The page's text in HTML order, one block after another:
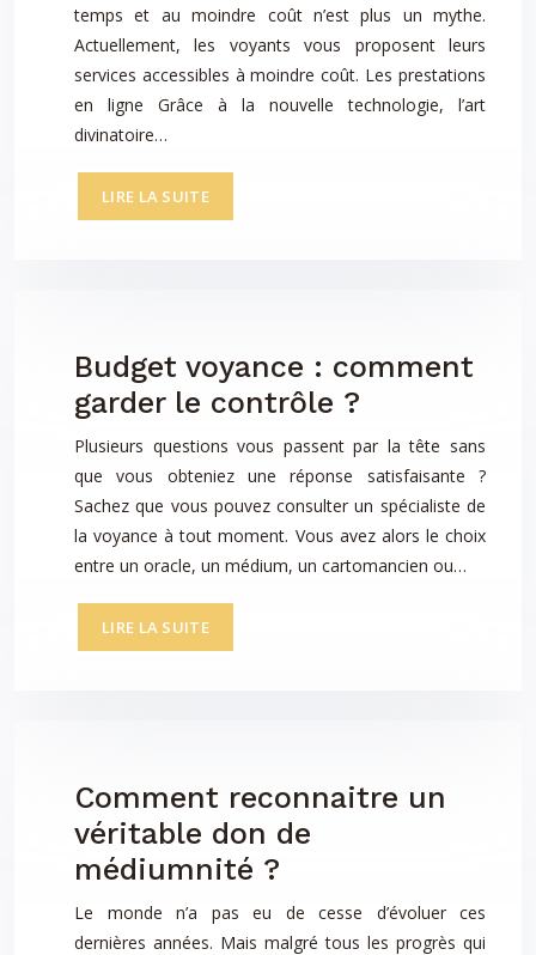
temps et au moindre coût n’est plus un mythe.
Actuellement, les voyants vous proposent leurs
services accessibles à moindre coût. Les prestations
en ligne Grâce à la nouvelle technologie, l’art
divinatoire…
LIRE LA SUITE
Budget voyance : comment
garder le contrôle ?
Plusieurs questions vous passent par la tête sans
que vous obteniez une réponse satisfaisante ?
Sachez que vous pouvez consulter un spécialiste de
la voyance à tout moment. Vous avez alors le choix
entre un oracle, un médium, un cartomancien ou…
LIRE LA SUITE
Comment reconnaitre un
véritable don de
médiumnité ?
Le monde n’a pas eu de cesse d’évoluer ces
dernières années. Mais malgré tous les progrès qui